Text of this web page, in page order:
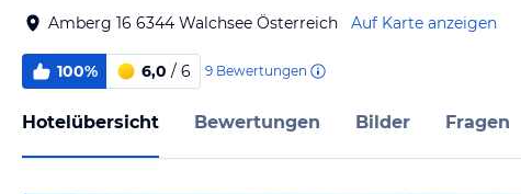
Amberg 16 6344 Walchsee Österreich Auf Karte anzeigen
100% 6,0 / 6 9 Bewertungen
Hotelübersicht Bewertungen Bilder Fragen